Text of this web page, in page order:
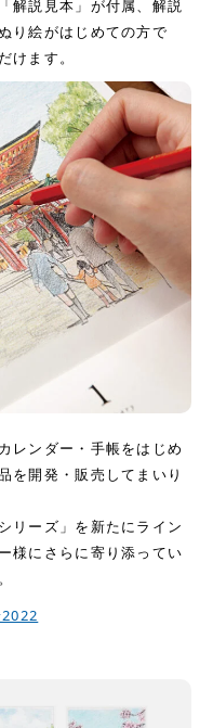
解説見本」が付属、解説
り絵がはじめての方で
けます。
レンダー・手帳をはじめ
を開発・販売してまいり
リーズ」を新たにライン
様にさらに寄り添ってい